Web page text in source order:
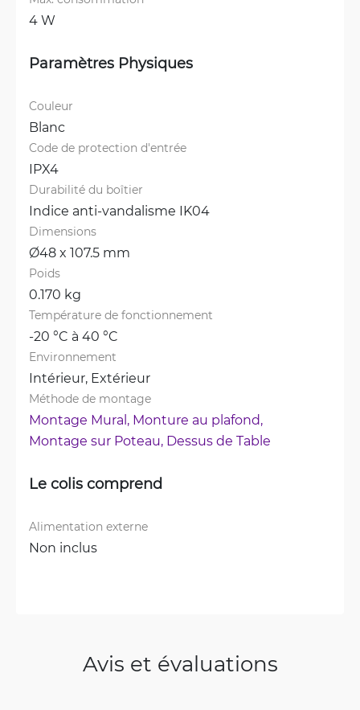
4 W
Paramètres Physiques
Couleur
Blanc
Code de protection d'entrée
IPX4
Durabilité du boîtier
Indice anti-vandalisme IK04
Dimensions
Ø48 x 107.5 mm
Poids
0.170 kg
Température de fonctionnement
-20 °C à 40 °C
Environnement
Intérieur, Extérieur
Méthode de montage
Montage Mural, Monture au plafond,
Montage sur Poteau, Dessus de Table
Le colis comprend
Alimentation externe
Non inclus
Avis et évaluations